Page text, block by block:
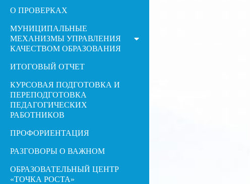
О ПРОВЕРКАХ
МУНИЦИПАЛЬНЫЕ
МЕХАНИЗМЫ УПРАВЛЕНИЯ
КАЧЕСТВОМ ОБРАЗОВАНИЯ
ИТОГОВЫЙ ОТЧЕТ
КУРСОВАЯ ПОДГОТОВКА И
ПЕРЕПОДГОТОВКА
ПЕДАГОГИЧЕСКИХ
РАБОТНИКОВ
ПРОФОРИЕНТАЦИЯ
РАЗГОВОРЫ О ВАЖНОМ
ОБРАЗОВАТЕЛЬНЫЙ ЦЕНТР
«ТОЧКА РОСТА»